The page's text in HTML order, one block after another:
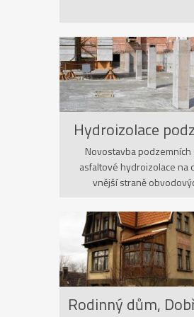
Hydroizolace
garáží
Novostavba podzemních
asfaltové hydroizolace na
vnější straně
asfaltových hydroizolací z
stěny je vyřešen pomocí
izolace. Stavba je stále
2005.
Rodinný dům,